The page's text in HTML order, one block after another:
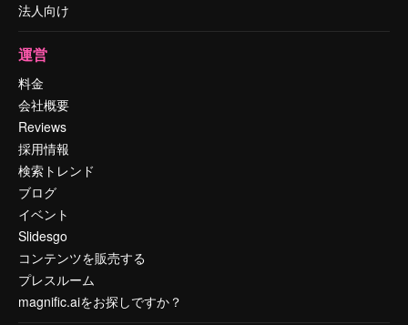
法人向け
運営
料金
会社概要
Reviews
採用情報
検索トレンド
ブログ
イベント
Slidesgo
コンテンツを販売する
プレスルーム
magnific.aiをお探しですか？